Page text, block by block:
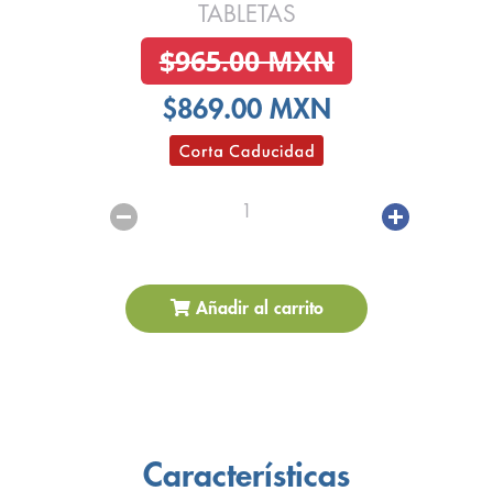
TABLETAS
$965.00 MXN
$869.00 MXN
1
Añadir al carrito
Características